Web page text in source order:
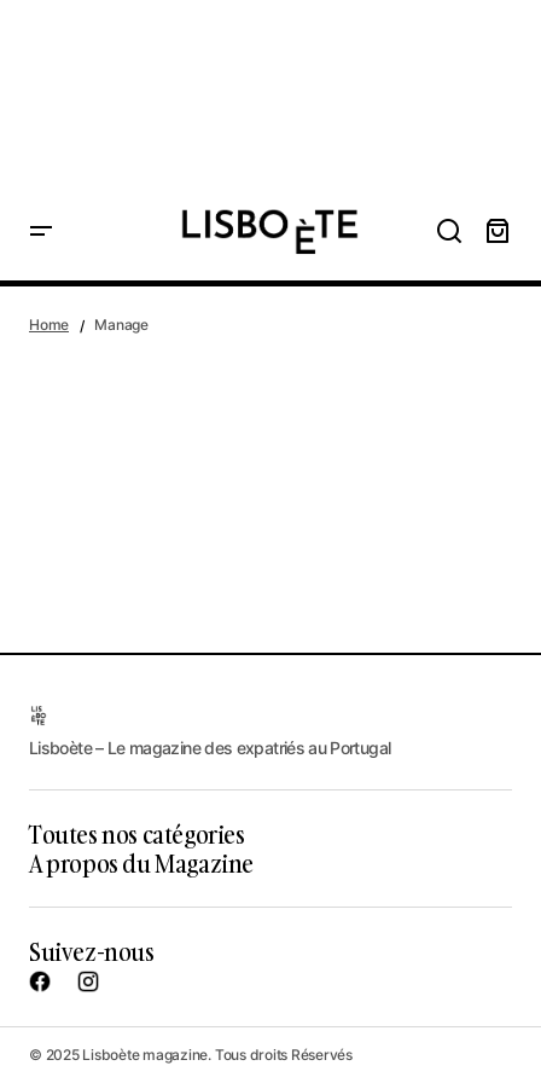
Home Manage
Lisboète – Le magazine des expatriés au Portugal
Toutes nos catégories
A propos du Magazine
Suivez-nous
© 2025 Lisboète magazine. Tous droits Réservés